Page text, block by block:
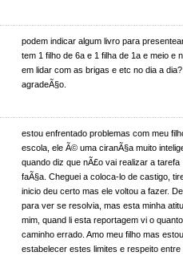
podem indicar algum livro para
tem 1 filho de 6a e 1 filha de 1a e meio e
em lidar com as brigas e etc no dia a dia?
agradeÃ§o.
estou enfrentado problemas com meu
escola, ele Ã© uma ciranÃ§a muito
quando diz que nÃ£o vai realizar a tarefa
faÃ§a. Cheguei a coloca-lo de castigo,
inicio deu certo mas ele voltou a fazer.
para ver se resolvia, mas esta minha
mim, quand li esta reportagem vi o
caminho errado. Amo meu filho mas
estabelecer estes limites e respeito entre